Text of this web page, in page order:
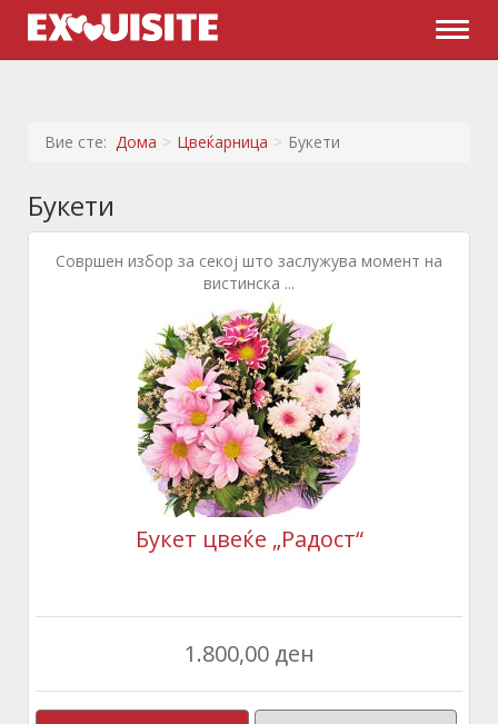
Вие сте: Дома Цвеќарница Букети
Букети
Совршен избор за секој што заслужува момент на
вистинска ...
Букет цвеќе „Радост“
1.800,00 ден